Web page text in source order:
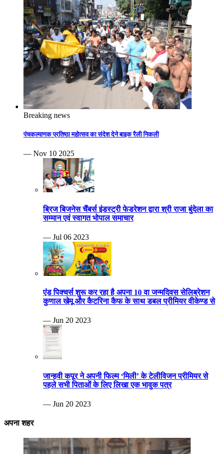
Breaking news
पंचकल्याणक प्रतिष्ठा महोत्सव का संदेश देने बाइक रैली निकली
— Nov 10 2025
ब्रिज बिजनेस चैंबर्स इंडस्ट्री फेडरेशन द्वारा श्री राजा बुंदेला का
सम्मान एवं स्वागत भोपाल समाचार
— Jul 06 2023
एंड पिक्चर्स शुरू कर रहा है अपना 10 वा जन्मदिवस सेलिब्रेशन
कुणाल खेमू और कैटरिना कैफ के साथ डबल प्रीमियर वीकेण्ड से
— Jun 20 2023
जान्हवी कपूर ने अपनी फिल्म ‘मिली’ के टेलीविजन प्रीमियर से
पहले सभी पिताओं के लिए लिखा एक भावुक पत्र
— Jun 20 2023
अपना शहर